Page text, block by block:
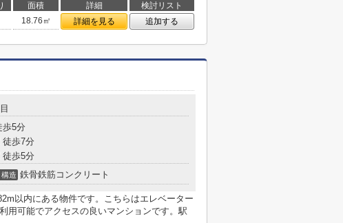
面積 詳細
検討リスト
18.76㎡ 詳細を見る 追加する
歩5分
徒歩7分
徒歩5分
構造 鉄骨鉄筋コンクリート
以内にある物件です。こちらはエレベーター
用可能でアクセスの良いマンションです。駅